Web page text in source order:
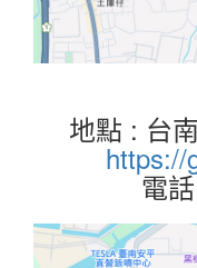
地點 : 台
https://
電